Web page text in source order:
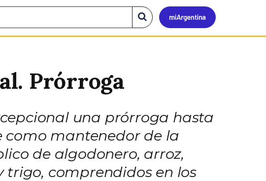
Mi
Buscar
en
el
Prórroga
una prórroga hasta
como mantenedor de la
de algodonero, arroz,
trigo, comprendidos en los